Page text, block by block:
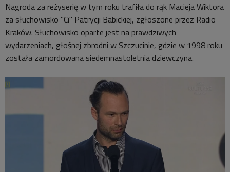
Nagroda za reżyserię w tym roku trafiła do rąk Macieja Wiktora
za słuchowisko "Ci" Patrycji Babickiej, zgłoszone przez Radio
Kraków. Słuchowisko oparte jest na prawdziwych
wydarzeniach, głośnej zbrodni w Szczucinie, gdzie w 1998 roku
została zamordowana siedemnastoletnia dziewczyna.